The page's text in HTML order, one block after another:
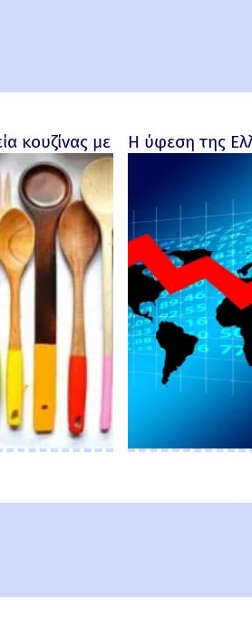
κουζίνας με προσωπικότητα
Η ύφεση της